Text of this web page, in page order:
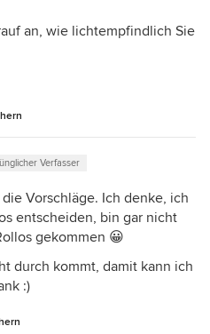
an, wie lichtempfindlich Sie
Verfasser
Vorschläge. Ich denke, ich
entscheiden, bin gar nicht
gekommen 😀
durch kommt, damit kann ich
:)